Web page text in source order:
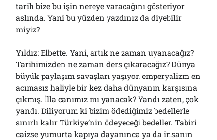
tarih bize bu işin nereye varacağını gösteriyor
aslında. Yani bu yüzden yazdınız da diyebilir
miyiz?
Yıldız: Elbette. Yani, artık ne zaman uyanacağız?
Tarihimizden ne zaman ders çıkaracağız? Dünya
büyük paylaşım savaşları yaşıyor, emperyalizm en
acımasız haliyle bir kez daha dünyanın karşısına
çıkmış. İlla canımız mı yanacak? Yandı zaten, çok
yandı. Diliyorum ki bizim ödediğimiz bedellerle
sınırlı kalır Türkiye’nin ödeyeceği bedeller. Tabiri
caizse yumurta kapıya dayanınca ya da insanın